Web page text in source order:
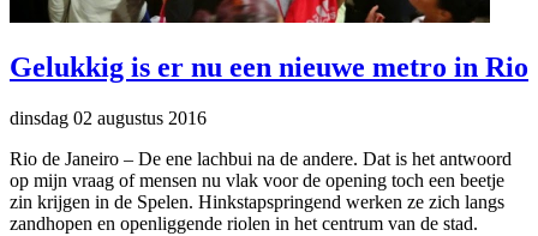
Gelukkig is er nu een nieuwe metro in Rio
dinsdag 02 augustus 2016
Rio de Janeiro – De ene lachbui na de andere. Dat is het antwoord
op mijn vraag of mensen nu vlak voor de opening toch een beetje
zin krijgen in de Spelen. Hinkstapspringend werken ze zich langs
zandhopen en openliggende riolen in het centrum van de stad.